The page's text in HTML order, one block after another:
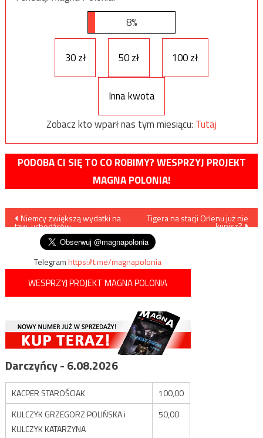
8%
30 zł 50 zł 100 zł
Inna kwota
Zobacz kto wparł nas tym miesiącu: Tutaj
PODOBA CI SIĘ TO CO ROBIMY? WESPRZYJ PROJEKT
MAGNA POLONIA!
Nawigacja
wpisu
Niemcy zwiększą wydatki na
tzw. uchodźców
Tigera na stacji Orlenu już nie
kupisz?
Telegramhttps://t.me/magnapolonia
WESPRZYJ PROJEKT MAGNA POLONIA
Darczyńcy - 6.08.2026
KACPER STAROŚCIAK
100,00
KULCZYK GRZEGORZ POLIŃSKA i
KULCZYK KATARZYNA
50,00